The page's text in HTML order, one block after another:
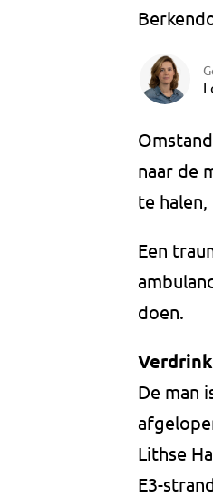
naar de
te
Een
doen.
De man
Lithse
E3-